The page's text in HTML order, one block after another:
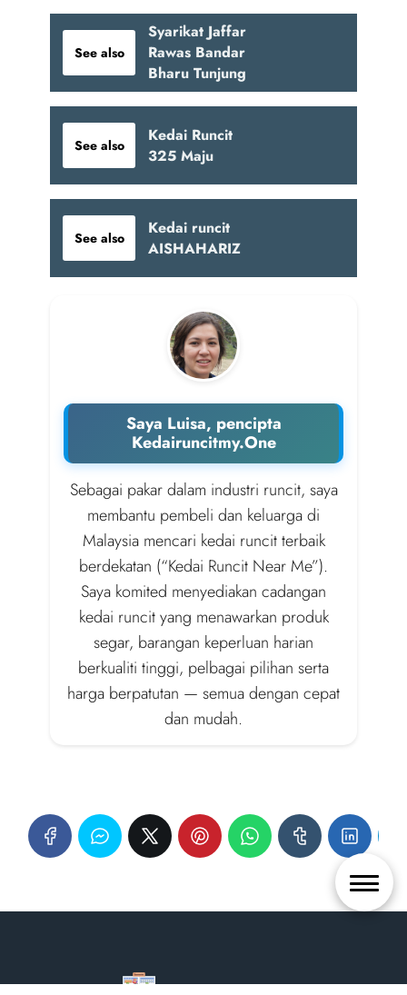
See also
Syarikat Jaffar
Rawas Bandar
Bharu Tunjung
See also
Kedai Runcit
325 Maju
See also
Kedai runcit
AISHAHARIZ
Saya Luisa, pencipta
Kedairuncitmy.One
Sebagai pakar dalam industri runcit, saya
membantu pembeli dan keluarga di
Malaysia mencari kedai runcit terbaik
berdekatan (“Kedai Runcit Near Me”).
Saya komited menyediakan cadangan
kedai runcit yang menawarkan produk
segar, barangan keperluan harian
berkualiti tinggi, pelbagai pilihan serta
harga berpatutan — semua dengan cepat
dan mudah.